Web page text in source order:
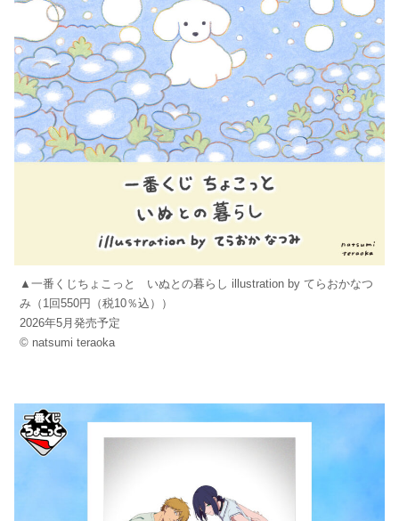
▲一番くじちょこっと いぬとの暮らし illustration by てらおかなつ
み（1回550円（税10％込））
2026年5月発売予定
© natsumi teraoka